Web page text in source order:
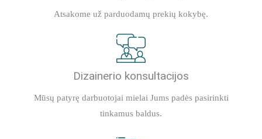
Atsakome už parduodamų prekių kokybę.
Dizainerio konsultacijos
Mūsų patyrę darbuotojai mielai Jums padės pasirinkti
tinkamus baldus.